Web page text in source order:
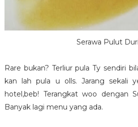
Serawa Pulut
Rare bukan? Terliur pula Ty sendiri
kan lah pula u olls. Jarang sekali
hotel,beb! Terangkat woo dengan
Banyak lagi menu yang ada.